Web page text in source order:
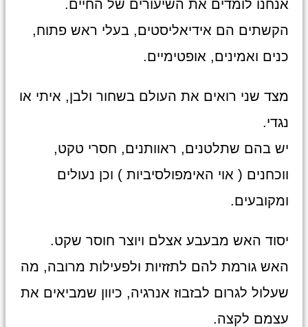
אנחנו לומדים את השיעורים של החיים.
הקשתים הם אידיאליסטים, בעלי ראש פתוח,
כנים ואמינים, אופטימיים.
מצד שני רואים את העולם בשחור ולבן, איתי או
נגדי.
יש בהם שתלטנים, ראוותנים, חסרי טקט,
ווכחנים ( אוי האימפולסיביות ) וכן נעולים
ומקובעים.
יסוד האש מבעבע אצלם ויוצר חוסר שקט.
האש גורמת להם לתזזיות ולפעילות מרובה, מה
שעלול לגרום לבזבוז אנרגיה, כיוון שמביאים את
עצמם לקצה.